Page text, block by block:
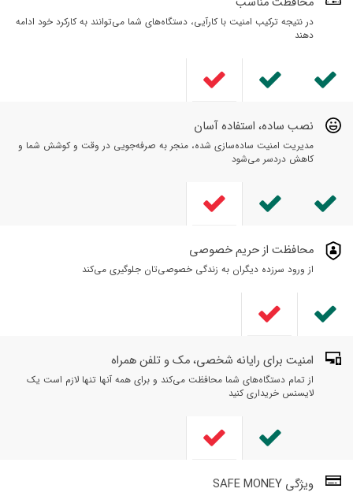
در نتیجه ترکیب امنیت با کارآیی، دستگاه‌های شما می‌توانند به کارکرد خود ادامه
دهند
نصب ساده، استفاده آسان
مدیریت امنیت ساده‌سازی شده، منجر به صرفه‌جویی در وقت و کوشش شما و
کاهش دردسر می‌شود
محافظت از حریم خصوصی
از ورود سرزده دیگران به زندگی خصوصی‌تان جلوگیری می‌کند
امنیت برای رایانه شخصی، مک و تلفن همراه
از تمام دستگاه‌های شما محافظت می‌کند و برای همه آنها تنها لازم است یک
لایسنس خریداری کنید
ویژگی SAFE MONEY